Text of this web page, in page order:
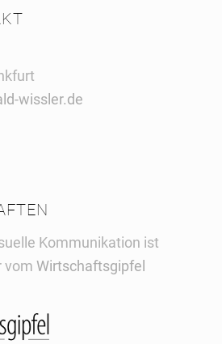
wissler.de
Kommunikation ist
vom Wirtschaftsgipfel